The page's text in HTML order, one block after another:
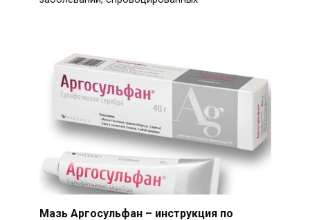
Мазь Аргосульфан – инструкция по